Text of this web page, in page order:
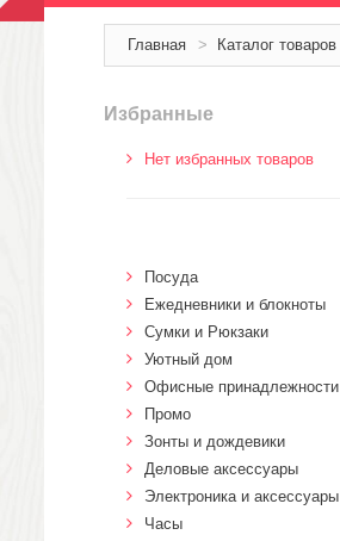
Главная > Каталог товаров
Избранные
Нет избранных товаров
Посуда
Ежедневники и блокноты
Сумки и Рюкзаки
Уютный дом
Офисные принадлежности
Промо
Зонты и дождевики
Деловые аксессуары
Электроника и аксессуары
Часы